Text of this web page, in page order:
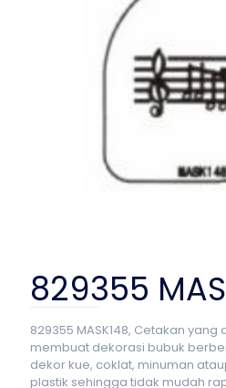
829355
829355 MASK148, Cetakan yang
membuat dekorasi bubuk
dekor kue, coklat, minuman
plastik sehingga tidak mudah